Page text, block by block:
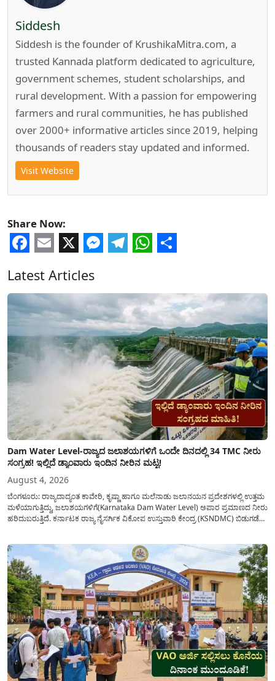
Siddesh
Siddesh is the founder of KrushikaMitra.com, a
trusted Kannada platform dedicated to agriculture,
government schemes, student scholarships, and
rural development. With a passion for empowering
farmers and rural communities, he has published
over 2000+ informative articles since 2019, helping
thousands of readers stay updated and informed.
Visit Website
Share Now:
Latest Articles
Dam Water Level-ರಾಜ್ಯದ ಜಲಾಶಯಗಳಿಗೆ ಒಂದೇ ದಿನದಲ್ಲಿ 34 TMC ನೀರು
ಸಂಗ್ರಹ! ಇಲ್ಲಿದೆ ಡ್ಯಾಂವಾರು ಇಂದಿನ ನೀರಿನ ಮಟ್ಟ!
August 4, 2026
ಬೆಂಗಳೂರು: ರಾಜ್ಯದಾದ್ಯಂತ ಕಾವೇರಿ, ಕೃಷ್ಣಾ ಹಾಗೂ ಮಲೆನಾಡು ಜಲಾನಯನ ಪ್ರದೇಶಗಳಲ್ಲಿ ಉತ್ತಮ
ಮಳೆಯಾಗುತ್ತಿದ್ದು, ಜಲಾಶಯಗಳಿಗೆ(Karnataka Dam Water Level) ಅಪಾರ ಪ್ರಮಾಣದ ನೀರು
ಹರಿದುಬರುತ್ತಿದೆ. ಕರ್ನಾಟಕ ರಾಜ್ಯ ನೈಸರ್ಗಿಕ ವಿಕೋಪ ಉಸ್ತುವಾರಿ ಕೇಂದ್ರ (KSNDMC) ಬಿಡುಗಡೆ